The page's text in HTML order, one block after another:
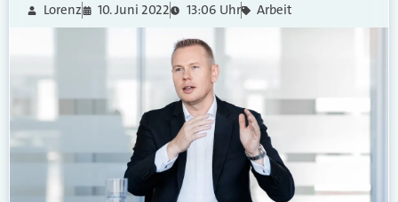
Lorenz 10. Juni 2022 13:06 Uhr Arbeit